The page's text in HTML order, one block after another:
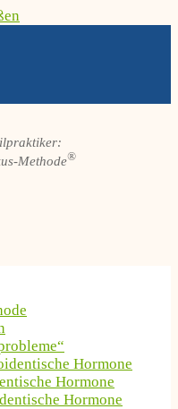
Methode®
Hormone
Hormone
Hormone